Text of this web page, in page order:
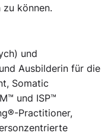
können.
und
Ausbilderin für die
Somatic
und ISP™
Practitioner,